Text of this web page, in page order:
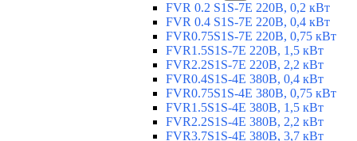
FVR 0.2 S1S-7E 220В, 0,2 кВт
FVR 0.4 S1S-7E 220В, 0,4 кВт
FVR0.75S1S-7E 220В, 0,75 кВт
FVR1.5S1S-7E 220В, 1,5 кВт
FVR2.2S1S-7E 220В, 2,2 кВт
FVR0.4S1S-4E 380В, 0,4 кВт
FVR0.75S1S-4E 380В, 0,75 кВт
FVR1.5S1S-4E 380В, 1,5 кВт
FVR2.2S1S-4E 380В, 2,2 кВт
FVR3.7S1S-4E 380В, 3,7 кВт